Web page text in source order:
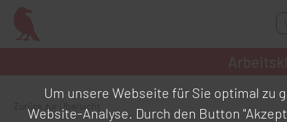
Zurück zur Übersicht
Um unsere Webseite für Sie optimal zu
Website-Analyse. Durch den Button